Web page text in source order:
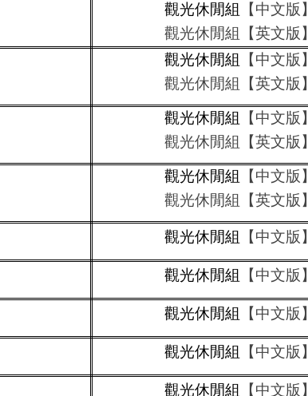
觀光休閒組
【中文版】
觀光休閒組【英文版】
觀光休閒組
【中文版】
觀光休閒組【英文版】
觀光休閒組
【中文版】
觀光休閒組【英文版】
觀光休閒組
【中文版】
觀光休閒組【英文版】
觀光休閒組 【中文版】
觀光休閒組 【中文版】
觀光休閒組 【中文版】
觀光休閒組 【中文版】
觀光休閒組 【中文版】